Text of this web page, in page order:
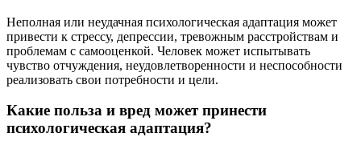
Неполная или неудачная психологическая адаптация может
привести к стрессу, депрессии, тревожным расстройствам и
проблемам с самооценкой. Человек может испытывать
чувство отчуждения, неудовлетворенности и неспособности
реализовать свои потребности и цели.
Какие польза и вред может принести
психологическая адаптация?